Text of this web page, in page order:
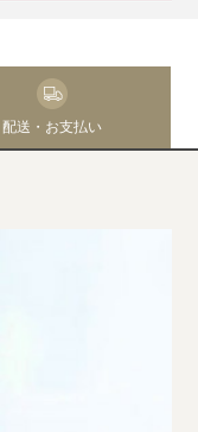
配送・お支払い